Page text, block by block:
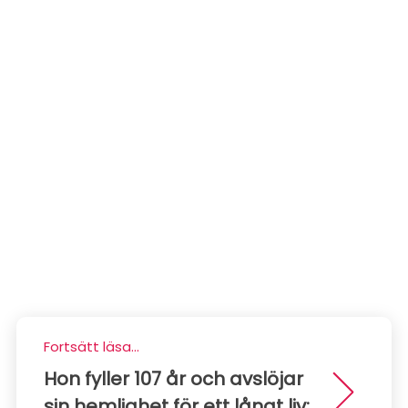
Fortsätt läsa...
Hon fyller 107 år och avslöjar